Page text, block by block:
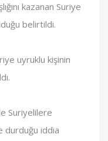
kazanan Suriye
belirtildi.
uyruklu kişinin
Suriyelilere
durduğu iddia